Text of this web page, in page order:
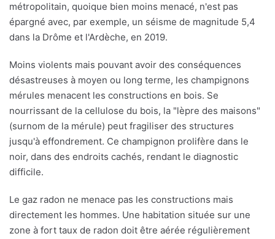
métropolitain, quoique bien moins menacé, n'est pas
épargné avec, par exemple, un séisme de magnitude 5,4
dans la Drôme et l'Ardèche, en 2019.
Moins violents mais pouvant avoir des conséquences
désastreuses à moyen ou long terme, les champignons
mérules menacent les constructions en bois. Se
nourrissant de la cellulose du bois, la "lèpre des maisons"
(surnom de la mérule) peut fragiliser des structures
jusqu'à effondrement. Ce champignon prolifère dans le
noir, dans des endroits cachés, rendant le diagnostic
difficile.
Le gaz radon ne menace pas les constructions mais
directement les hommes. Une habitation située sur une
zone à fort taux de radon doit être aérée régulièrement